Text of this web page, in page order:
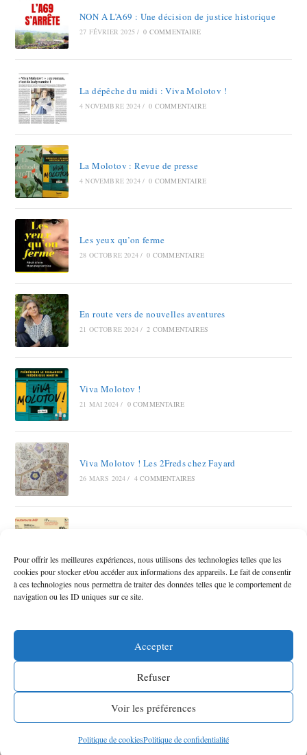
Pour offrir les meilleures expériences, nous utilisons des technologies telles que les
cookies pour stocker et/ou accéder aux informations des appareils. Le fait de consentir
à ces technologies nous permettra de traiter des données telles que le comportement de
navigation ou les ID uniques sur ce site.
Accepter
Refuser
Voir les préférences
Politique de cookiesPolitique de confidentialité
NON A L’A69 : Une décision de justice historique
27 FÉVRIER 2025 / 0 COMMENTAIRE
La dépêche du midi : Viva Molotov !
4 NOVEMBRE 2024 / 0 COMMENTAIRE
La Molotov : Revue de presse
4 NOVEMBRE 2024 / 0 COMMENTAIRE
Les yeux qu’on ferme
28 OCTOBRE 2024 / 0 COMMENTAIRE
En route vers de nouvelles aventures
21 OCTOBRE 2024 / 2 COMMENTAIRES
Viva Molotov !
21 MAI 2024 / 0 COMMENTAIRE
Viva Molotov ! Les 2Freds chez Fayard
26 MARS 2024 / 4 COMMENTAIRES
Webdesign L’éditeur contemporain